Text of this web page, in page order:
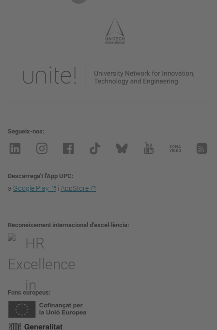
Segueix-nos
Descarrega't l'App UPC
a Google Play i AppStore
Reconeixement internacional d’excel·lència
Fons europeus